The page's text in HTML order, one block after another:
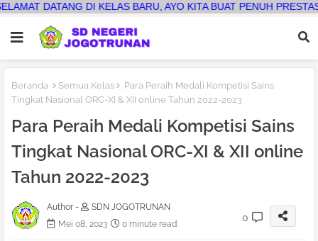
BARU, AYO KITA BUAT PENUH PRESTASI
Beranda Semua Kelas
Para Peraih Medali Kompetisi Sains
Tingkat Nasional ORC-XI & XII online Tahun 2022-2023
Para Peraih Medali Kompetisi Sains
Tingkat Nasional ORC-XI & XII online
Tahun 2022-2023
Author -
SDN JOGOTRUNAN
Mei 08, 2023
0 minute read
0